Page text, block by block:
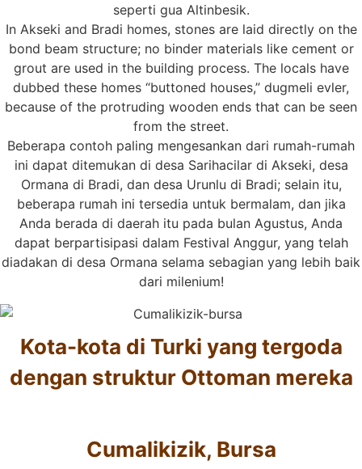
seperti gua Altinbesik.
In Akseki and Bradi homes, stones are laid directly on the
bond beam structure; no binder materials like cement or
grout are used in the building process. The locals have
dubbed these homes “buttoned houses,” dugmeli evler,
because of the protruding wooden ends that can be seen
from the street.
Beberapa contoh paling mengesankan dari rumah-rumah
ini dapat ditemukan di desa Sarihacilar di Akseki, desa
Ormana di Bradi, dan desa Urunlu di Bradi; selain itu,
beberapa rumah ini tersedia untuk bermalam, dan jika
Anda berada di daerah itu pada bulan Agustus, Anda
dapat berpartisipasi dalam Festival Anggur, yang telah
diadakan di desa Ormana selama sebagian yang lebih baik
dari milenium!
Kota-kota di Turki yang tergoda
dengan struktur Ottoman mereka
Cumalikizik, Bursa